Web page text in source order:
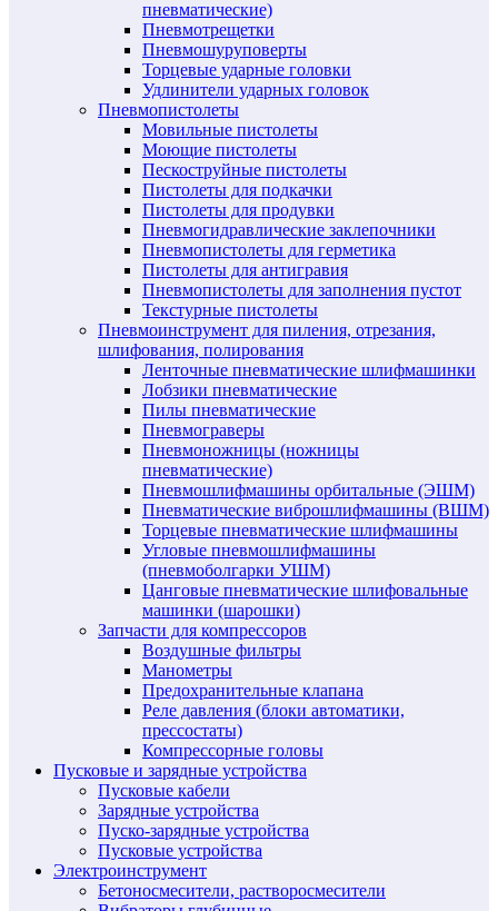
пневматические)
Пневмотрещетки
Пневмошуруповерты
Торцевые ударные головки
Удлинители ударных головок
Пневмопистолеты
Мовильные пистолеты
Моющие пистолеты
Пескоструйные пистолеты
Пистолеты для подкачки
Пистолеты для продувки
Пневмогидравлические заклепочники
Пневмопистолеты для герметика
Пистолеты для антигравия
Пневмопистолеты для заполнения пустот
Текстурные пистолеты
Пневмоинструмент для пиления, отрезания,
шлифования, полирования
Ленточные пневматические шлифмашинки
Лобзики пневматические
Пилы пневматические
Пневмограверы
Пневмоножницы (ножницы
пневматические)
Пневмошлифмашины орбитальные (ЭШМ)
Пневматические виброшлифмашины (ВШМ)
Торцевые пневматические шлифмашины
Угловые пневмошлифмашины
(пневмоболгарки УШМ)
Цанговые пневматические шлифовальные
машинки (шарошки)
Запчасти для компрессоров
Воздушные фильтры
Манометры
Предохранительные клапана
Реле давления (блоки автоматики,
прессостаты)
Компрессорные головы
Пусковые и зарядные устройства
Пусковые кабели
Зарядные устройства
Пуско-зарядные устройства
Пусковые устройства
Электроинструмент
Бетоносмесители, растворосмесители